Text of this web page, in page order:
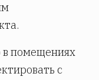
помещениях
с